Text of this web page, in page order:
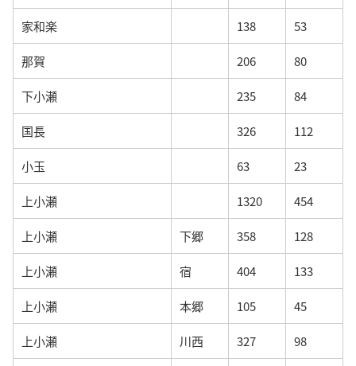
家和楽 138 53
那賀 206 80
下小瀬 235 84
国長 326 112
小玉 63 23
上小瀬 1320 454
上小瀬 下郷 358 128
上小瀬 宿 404 133
上小瀬 本郷 105 45
上小瀬 川西 327 98